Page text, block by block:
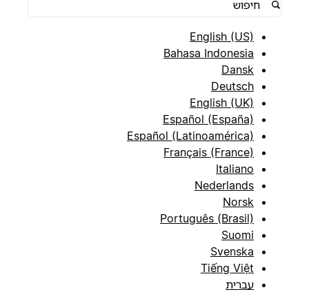
English (US)
Bahasa Indonesia
Dansk
Deutsch
English (UK)
Español (España)
Español (Latinoamérica)
Français (France)
Italiano
Nederlands
Norsk
Português (Brasil)
Suomi
Svenska
Tiếng Việt
עברית